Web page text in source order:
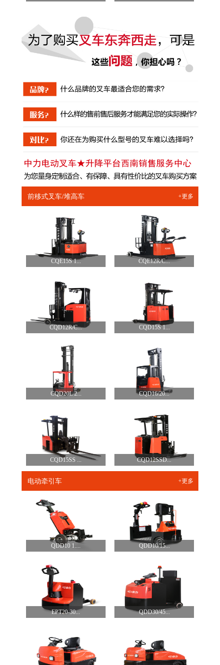
前移式叉车/堆高车 +更多
CQE15S 1... CQE12R/C...
CQD12R/C... CQD15S 1...
CQD20L 2... CQD16/20...
CQD15SS ... CQD12SSD...
电动牵引车 +更多
QDD10 1.... QDD10/15...
EPT20-30... QDD30/45...